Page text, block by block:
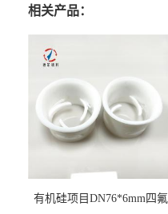
相关产品：
有机硅项目DN76*6mm四氟